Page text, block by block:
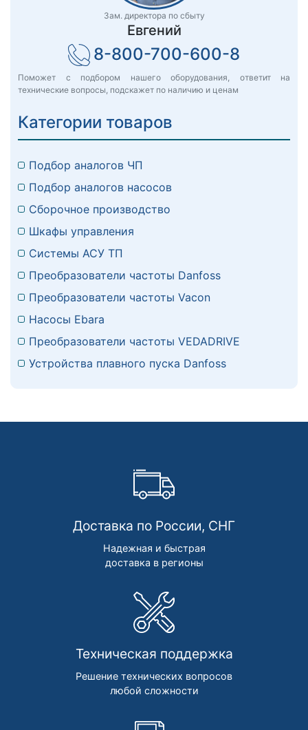
Зам. директора по сбыту
Евгений
8-800-700-600-8
Поможет с подбором нашего оборудования, ответит на
технические вопросы, подскажет по наличию и ценам
Категории товаров
Подбор аналогов ЧП
Подбор аналогов насосов
Сборочное производство
Шкафы управления
Системы АСУ ТП
Преобразователи частоты Danfoss
Преобразователи частоты Vacon
Насосы Ebara
Преобразователи частоты VEDADRIVE
Устройства плавного пуска Danfoss
Доставка по России, СНГ
Надежная и быстрая
доставка в регионы
Техническая поддержка
Решение технических вопросов
любой сложности